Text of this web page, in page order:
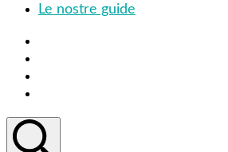
Le nostre guide